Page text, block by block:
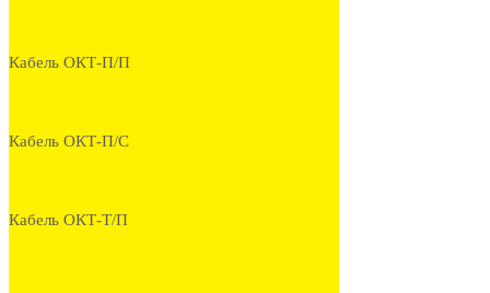
Кабель ОКТ-П/П
Кабель ОКТ-П/С
Кабель ОКТ-Т/П